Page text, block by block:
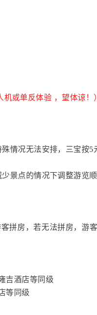
机或单反体验 ，望体谅！
情况无法安排，三宝按
景点的情况下调整游览
拼房，若无法拼房，游
吉酒店等同级
等同级